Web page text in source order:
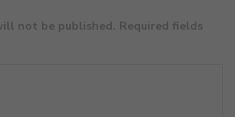
not be published. Required fields